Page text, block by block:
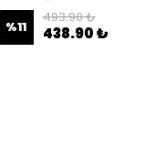
%11
493.90 ₺
438.90 ₺